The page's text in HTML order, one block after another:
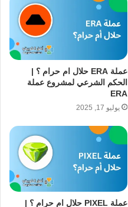
عملة ERA حلال ام حرام ؟ |
الحكم الشرعي لمشروع عملة
ERA
يوليو 17, 2025
عملة PIXEL حلال ام حرام ؟ |